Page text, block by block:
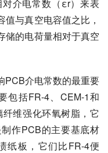
介电常数（εr）来表
与真空电容值之比，
储的电荷量相对于真空
PCB介电常数的最重要
包括FR-4、CEM-1和
维强化环氧树脂，它
作PCB的主要基底材
纸板，它们比FR-4便